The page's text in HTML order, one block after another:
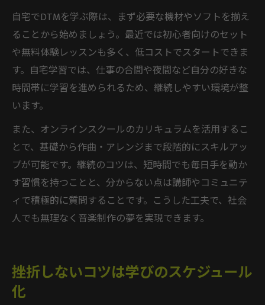
自宅でDTMを学ぶ際は、まず必要な機材やソフトを揃え
ることから始めましょう。最近では初心者向けのセット
や無料体験レッスンも多く、低コストでスタートできま
す。自宅学習では、仕事の合間や夜間など自分の好きな
時間帯に学習を進められるため、継続しやすい環境が整
います。
また、オンラインスクールのカリキュラムを活用するこ
とで、基礎から作曲・アレンジまで段階的にスキルアッ
プが可能です。継続のコツは、短時間でも毎日手を動か
す習慣を持つことと、分からない点は講師やコミュニテ
ィで積極的に質問することです。こうした工夫で、社会
人でも無理なく音楽制作の夢を実現できます。
挫折しないコツは学びのスケジュール
化